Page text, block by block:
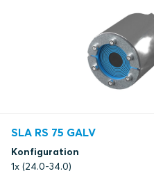
SLA RS 75 GALV
Konfiguration
1x (24.0-34.0)